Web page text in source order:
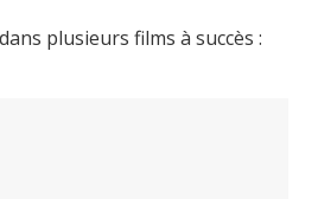
plusieurs films à succès :